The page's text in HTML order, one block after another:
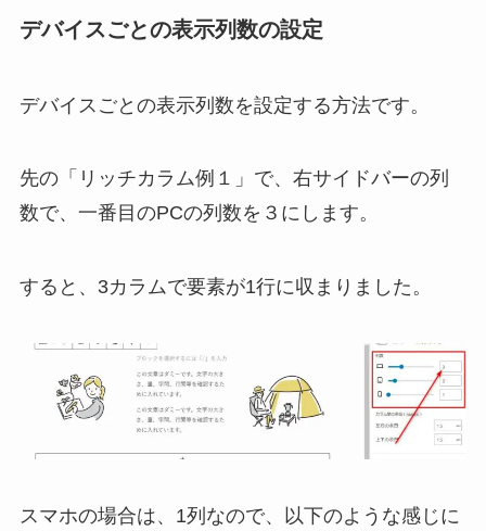
デバイスごとの表示列数の設定
デバイスごとの表示列数を設定する方法です。
先の「リッチカラム例１」で、右サイドバーの列
数で、一番目のPCの列数を３にします。
すると、3カラムで要素が1行に収まりました。
スマホの場合は、1列なので、以下のような感じに